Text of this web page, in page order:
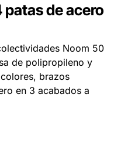
de acero
Noom 50
de polipropileno y
brazos
en 3 acabados a